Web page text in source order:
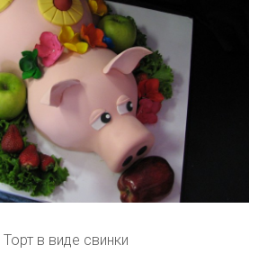
Торт в виде свинки